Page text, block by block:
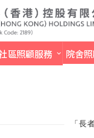
區照顧服務 院舍
「長